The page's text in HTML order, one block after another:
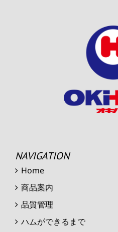
NAVIGATION
Home
商品案内
品質管理
ハムができるまで